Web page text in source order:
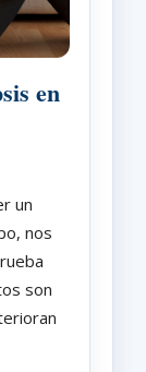
en
un
nos
son